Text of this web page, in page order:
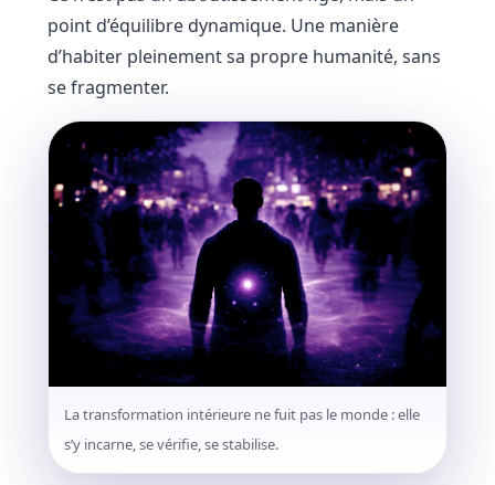
point d’équilibre dynamique. Une manière
d’habiter pleinement sa propre humanité, sans
se fragmenter.
La transformation intérieure ne fuit pas le monde : elle
s’y incarne, se vérifie, se stabilise.